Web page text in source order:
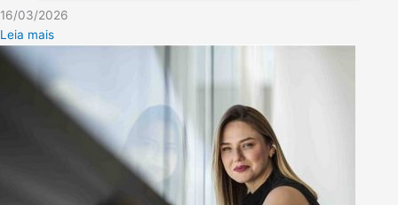
16/03/2026
Leia mais